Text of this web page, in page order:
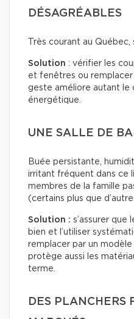
DÉSAGRÉABLES
Très courant au
Solution : vérifier les
et fenêtres ou
geste améliore autant le
énergétique.
UNE SALLE DE
Buée persistante,
irritant fréquent dans ce
membres de la famille
(certains plus que
Solution : s’assurer que
bien et l’utiliser
remplacer par un
protège aussi les
terme.
DES PLANCHERS